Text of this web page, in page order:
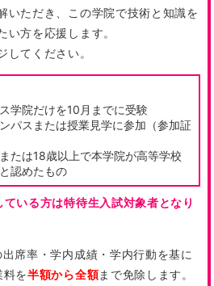
いただき、この学院で技術と知識を
い方を応援します。
してください。
学院だけを10月までに受験
パスまたは授業見学に参加（参加証
たは18歳以上で本学院が高等学校
認めたもの
ている方は特待生入試対象者となり
席率・学内成績・学内行動を基に
料を半額から全額まで免除します。